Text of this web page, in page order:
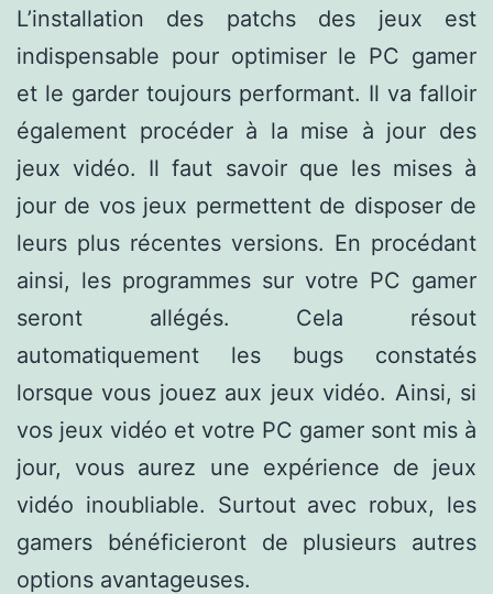
L’installation des patchs des jeux est
indispensable pour optimiser le PC gamer
et le garder toujours performant. Il va falloir
également procéder à la mise à jour des
jeux vidéo. Il faut savoir que les mises à
jour de vos jeux permettent de disposer de
leurs plus récentes versions. En procédant
ainsi, les programmes sur votre PC gamer
seront allégés. Cela résout
automatiquement les bugs constatés
lorsque vous jouez aux jeux vidéo. Ainsi, si
vos jeux vidéo et votre PC gamer sont mis à
jour, vous aurez une expérience de jeux
vidéo inoubliable. Surtout avec robux, les
gamers bénéficieront de plusieurs autres
options avantageuses.